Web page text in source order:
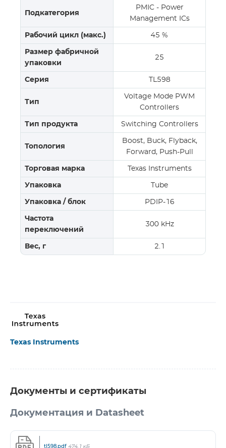
Подкатегория
PMIC - Power
Management ICs
Рабочий цикл (макс.) 45 %
Размер фабричной
упаковки
25
Серия TL598
Тип
Voltage Mode PWM
Controllers
Тип продукта Switching Controllers
Топология
Boost, Buck, Flyback,
Forward, Push-Pull
Торговая марка Texas Instruments
Упаковка Tube
Упаковка / блок PDIP-16
Частота
переключений
300 kHz
Вес, г 2.1
Texas Instruments
Документы и сертификаты
Документация и Datasheet
tl598.pdf 474,1 кБ